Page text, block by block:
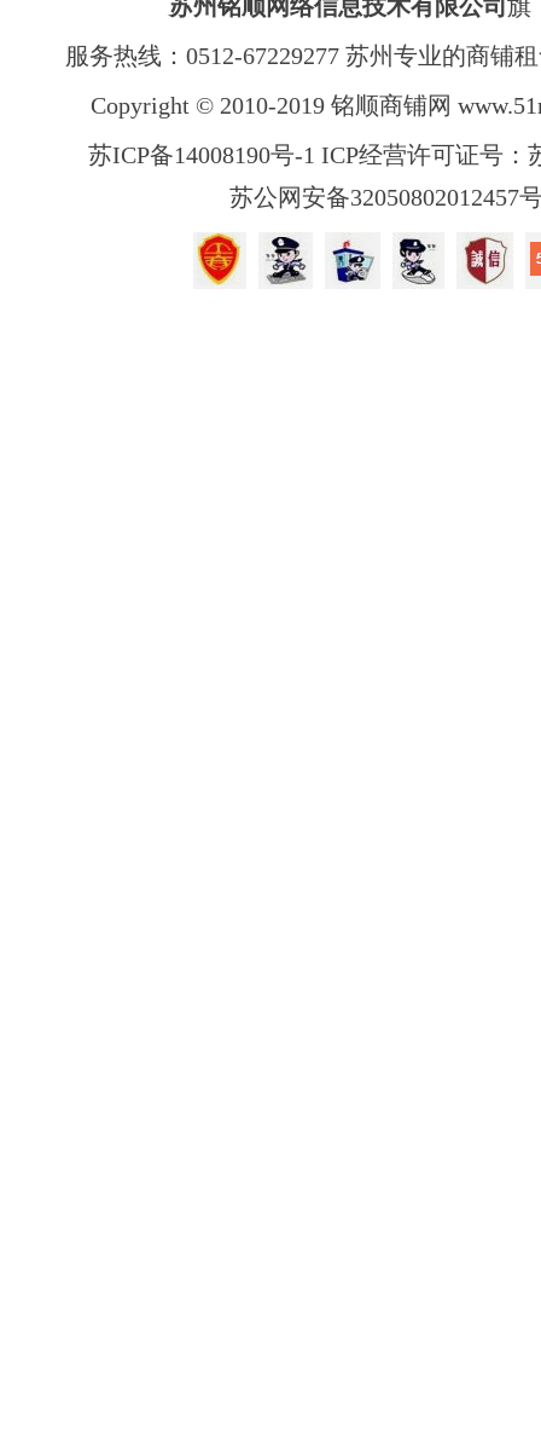
苏州铭顺网络信息技术有限公司 旗
服务热线：0512-67229277 苏州专业的商铺
Copyright © 2010-2019 铭顺商铺网
苏ICP备14008190号-1 ICP经营许可证号：
苏公网安备32050802012457